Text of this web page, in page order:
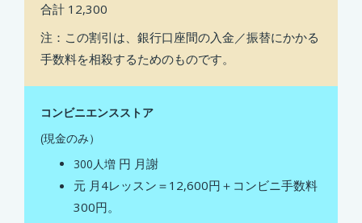
合計 12,300
注：この割引は、銀行口座間の入金／振替にかかる
手数料を相殺するためのものです。
コンビニエンスストア
(現金のみ）
300人増 円 月謝
元 月4レッスン＝12,600円＋コンビニ手数料
300円。